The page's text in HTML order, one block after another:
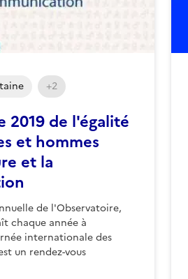
2019 de l'égalité
et hommes
et la
de l'Observatoire,
chaque année à
internationale des
un rendez-vous
+2